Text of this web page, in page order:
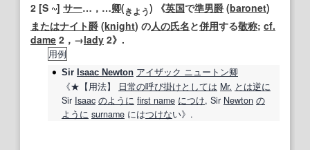
2 [S ] サー…，…卿(きよ う) 《英国で準男爵 (baronet)
またはナイト爵 (knight) の人の氏名と併用する敬称; cf.
dame 2，→lady 2》.
用例
Sir Isaac Newton アイザック ニュートン卿
《★ 【用法】 日常の呼び掛けとしては Mr. とは逆に
Sir Isaac のように first name につけ, Sir Newton の
ように surname にはつけない》.